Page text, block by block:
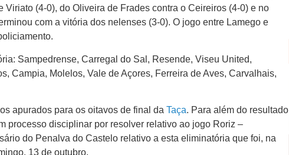
(4-0), do Oliveira de Frades contra o Ceireiros (4-0) e no
com a vitória dos nelenses (3-0). O jogo entre Lamego e
Sampedrense, Carregal do Sal, Resende, Viseu United,
Campia, Molelos, Vale de Açores, Ferreira de Aves, Carvalhais,
apurados para os oitavos de final daTaça. Para além do resultado
processo disciplinar por resolver relativo ao jogo Roriz –
do Penalva do Castelo relativo a esta eliminatória que foi, na
13 de outubro.